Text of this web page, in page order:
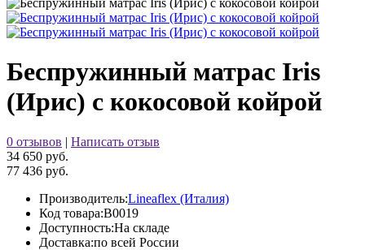
Беспружинный матрас Iris
(Ирис) с кокосовой койрой
0 отзывов | Написать отзыв
34 650 руб.
77 436 руб.
Производитель:Lineaflex (Италия)
Код товара:B0019
Доступность:На складе
Доставка:по всей России